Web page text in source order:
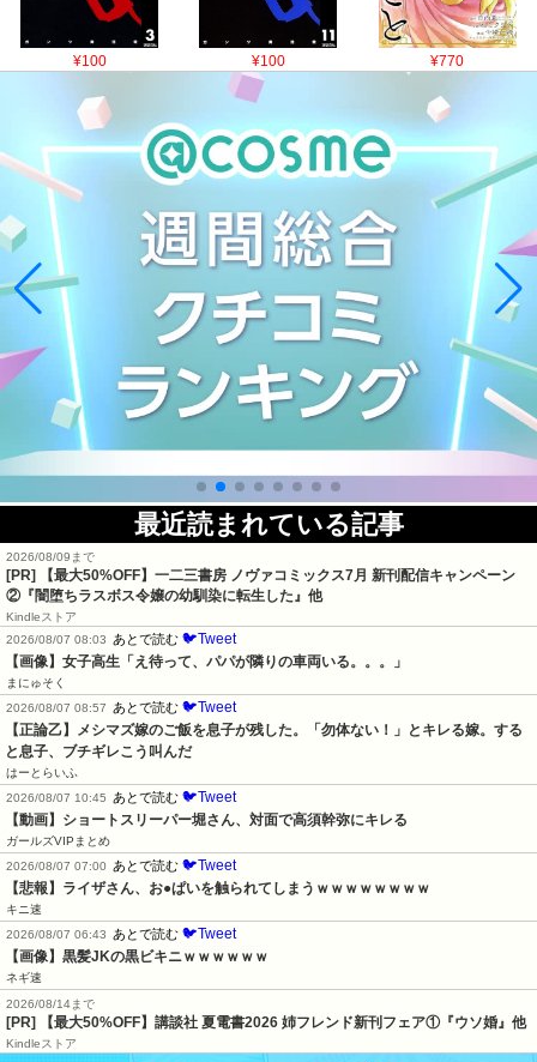
¥100 ¥100 ¥770
最近読まれている記事
2026/08/09まで
[PR] 【最大50%OFF】一二三書房 ノヴァコミックス7月 新刊配信キャンペーン
②『闇堕ちラスボス令嬢の幼馴染に転生した』他
Kindleストア
2026/08/07 08:03 あとで読む 🐦Tweet
【画像】女子高生「え待って、パパが隣りの車両いる。。。」
まにゅそく
2026/08/07 08:57 あとで読む 🐦Tweet
【正論乙】メシマズ嫁のご飯を息子が残した。「勿体ない！」とキレる嫁。する
と息子、ブチギレこう叫んだ
はーとらいふ
2026/08/07 10:45 あとで読む 🐦Tweet
【動画】ショートスリーパー堀さん、対面で高須幹弥にキレる
ガールズVIPまとめ
2026/08/07 07:00 あとで読む 🐦Tweet
【悲報】ライザさん、お●ぱいを触られてしまうｗｗｗｗｗｗｗｗ
キニ速
2026/08/07 06:43 あとで読む 🐦Tweet
【画像】黒髪JKの黒ビキニｗｗｗｗｗｗ
ネギ速
2026/08/14まで
[PR] 【最大50%OFF】講談社 夏電書2026 姉フレンド新刊フェア①『ウソ婚』他
Kindleストア